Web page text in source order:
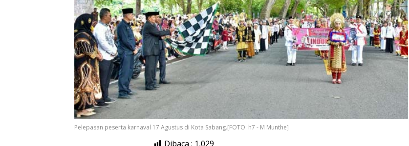
Pelepasan peserta karnaval 17 Agustus di Kota Sabang.[FOTO: h7 - M Munthe]
Dibaca : 1,029